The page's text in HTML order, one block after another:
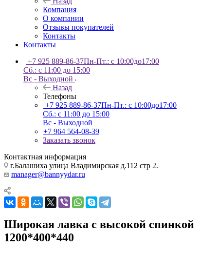
Компания
О компании
Отзывы покупателей
Контакты
Контакты
+7 925 889-86-37Пн-Пт.: с 10:00до17:00
Сб.: с 11:00 до 15:00
Вс - Выходной
Назад
Телефоны
+7 925 889-86-37Пн-Пт.: с 10:00до17:00
Сб.: с 11:00 до 15:00
Вс - Выходной
+7 964 564-08-39
Заказать звонок
Контактная информация
г.Балашиха улица Владимирская д.112 стр 2.
manager@bannyydar.ru
Широкая лавка с высокой спинкой
1200*400*440